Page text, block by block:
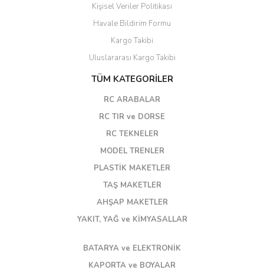
Kişisel Veriler Politikası
Havale Bildirim Formu
Kargo Takibi
Uluslararası Kargo Takibi
TÜM KATEGORİLER
RC ARABALAR
RC TIR ve DORSE
RC TEKNELER
MODEL TRENLER
PLASTİK MAKETLER
TAŞ MAKETLER
AHŞAP MAKETLER
YAKIT, YAĞ ve KİMYASALLAR
BATARYA ve ELEKTRONİK
KAPORTA ve BOYALAR